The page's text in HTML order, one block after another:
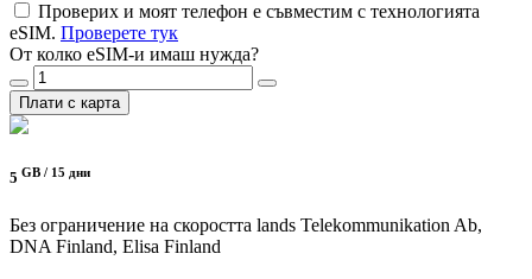
Проверих и моят телефон е съвместим с технологията
eSIM. Проверете тук
От колко eSIM-и имаш нужда?
Плати с карта
5 GB / 15 дни
Без ограничение на скоростта lands Telekommunikation Ab,
DNA Finland, Elisa Finland